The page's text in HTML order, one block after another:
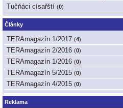
Tučňáci císařští (0)
Články
TERAmagazín 1/2017 (4)
TERAmagazín 2/2016 (0)
TERAmagazín 1/2016 (0)
TERAmagazín 5/2015 (0)
TERAmagazín 4/2015 (0)
Reklama